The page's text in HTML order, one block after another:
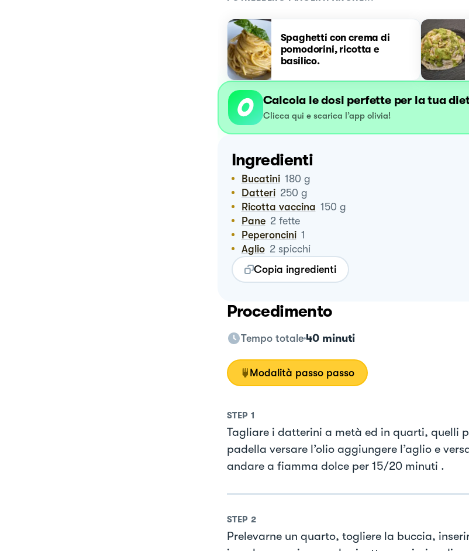
Spaghetti con crema di
pomodorini, ricotta e
basilico.
Calcola le dosi perfette per la tua
Clicca qui e scarica l’app olivia!
Ingredienti
Bucatini 180 g
Datteri 250 g
Ricotta vaccina 150 g
Pane 2 fette
Peperoncini 1
Aglio 2 spicchi
Copia ingredienti
Procedimento
Tempo totale 40 minuti
Modalità passo passo
STEP 1
Tagliare i datterini a metà ed in quarti, quelli
padella versare l’olio aggiungere l’aglio e
andare a fiamma dolce per 15/20 minuti .
STEP 2
Prelevarne un quarto, togliere la buccia,